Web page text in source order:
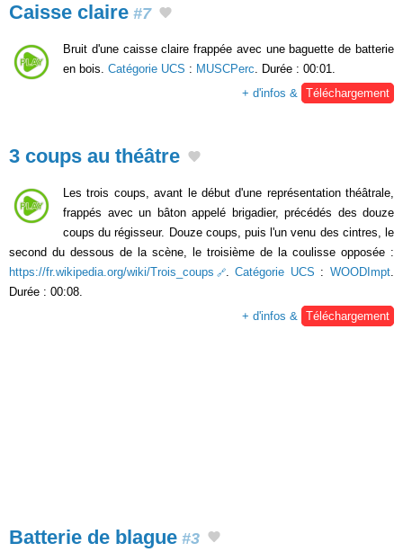
Caisse claire #7
Bruit d'une caisse claire frappée avec une baguette de batterie
en bois. Catégorie UCS : MUSCPerc . Durée : 00:01.
+ d'infos &
Téléchargement
3 coups au théâtre
Les trois coups, avant le début d'une représentation théâtrale,
frappés avec un bâton appelé brigadier, précédés des douze
coups du régisseur. Douze coups, puis l'un venu des cintres, le
second du dessous de la scène, le troisième de la coulisse opposée :
https://fr.wikipedia.org/wiki/Trois_coups
.Catégorie UCS :WOODImpt
Durée : 00:08.
+ d'infos &
Téléchargement
Batterie de blague #3